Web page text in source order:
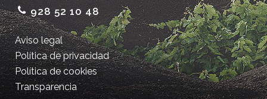
928 52 10 48
Aviso legal
Política de privacidad
Política de cookies
Transparencia